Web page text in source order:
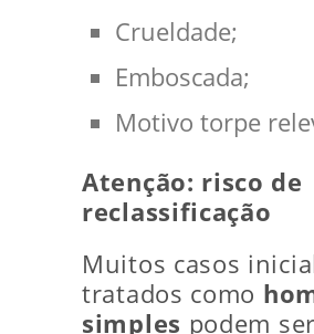
Crueldade;
Emboscada;
Motivo torpe
Atenção: risco de
reclassificação
Muitos casos
tratados como
simples podem ser